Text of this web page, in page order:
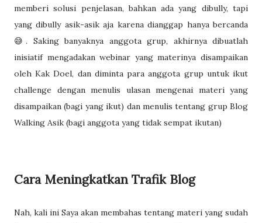
memberi solusi penjelasan, bahkan ada yang dibully, tapi
yang dibully asik-asik aja karena dianggap hanya bercanda
😅. Saking banyaknya anggota grup, akhirnya dibuatlah
inisiatif mengadakan webinar yang materinya disampaikan
oleh Kak Doel, dan diminta para anggota grup untuk ikut
challenge dengan menulis ulasan mengenai materi yang
disampaikan (bagi yang ikut) dan menulis tentang grup Blog
Walking Asik (bagi anggota yang tidak sempat ikutan)
Cara Meningkatkan Trafik Blog
Nah, kali ini Saya akan membahas tentang materi yang sudah